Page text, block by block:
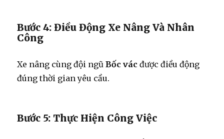
Bước 4: Điều Động Xe Nâng Và Nhân
Công
Xe nâng cùng đội ngũBốc vác được điều động
đúng thời gian yêu cầu.
Bước 5: Thực Hiện Công Việc